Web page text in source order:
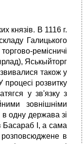
князів. В 1116 г.
Галицького
ремісничі
Яськыйторг
також у
розвитку
у зв'язку з
зовнішніми
одну держава зі
Басараб I, а сама
розповсюджене в